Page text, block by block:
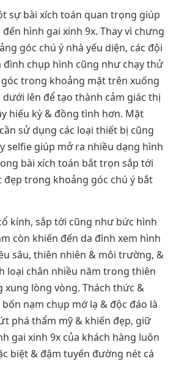
sự bài xích toán quan trọng giúp
hình gai xinh 9x. Thay vì chưng
góc chú ý nhà yếu diện, các đội
đình chụp hình cũng như chạy thử
góc trong khoảng mặt trên xuống
lên để tạo thành cảm giác thị
hiếu kỳ & đồng tình hơn. Mặt
sử dụng các loại thiết bị cũng
selfie giúp mở ra nhiều dạng hình
bài xích toán bắt trọn sắp tới
đẹp trong khoảng góc chú ý bắt
kính, sắp tới cũng như bức hình
còn khiến đến da đình xem hình
sâu, thiên nhiên & môi trường, &
loại chân nhiều năm trong thiên
lòng vòng. Thách thức &
nạm chụp mớ lạ & độc đáo là
phá thẩm mỹ & khiến đẹp, giữ
gai xinh 9x của khách hàng luôn
biệt & đậm tuyến đường nét cá